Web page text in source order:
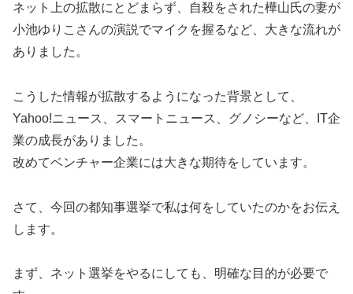
ネット上の拡散にとどまらず、自殺をされた樺山氏の妻が
小池ゆりこさんの演説でマイクを握るなど、大きな流れが
ありました。
こうした情報が拡散するようになった背景として、
Yahoo!ニュース、スマートニュース、グノシーなど、IT企
業の成長がありました。
改めてベンチャー企業には大きな期待をしています。
さて、今回の都知事選挙で私は何をしていたのかをお伝え
します。
まず、ネット選挙をやるにしても、明確な目的が必要で